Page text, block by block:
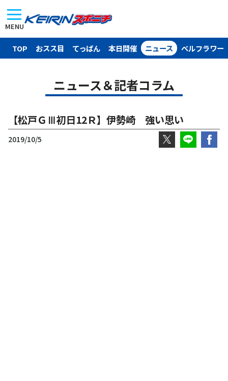
MENU
TOP おスス目 てっぱん 本日開催 ニュース ベルフラワー
ニュース＆記者コラム
【松戸ＧⅢ初日12Ｒ】伊勢崎 強い思い
2019/10/5